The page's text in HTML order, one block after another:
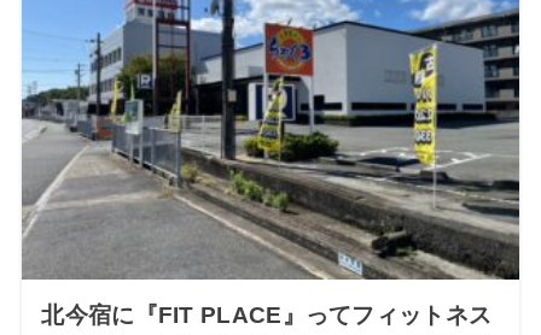
北今宿に『FIT PLACE』ってフィットネス